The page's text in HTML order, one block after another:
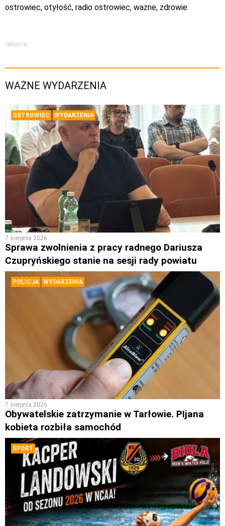
ostrowiec, otyłość, radio ostrowiec, wazne, zdrowie
reklama
WAŻNE WYDARZENIA
OSTROWIEC WYDARZENIA
7 sierpnia 2026
Sprawa zwolnienia z pracy radnego Dariusza
Czupryńskiego stanie na sesji rady powiatu
POLICJA WYDARZENIA
7 sierpnia 2026
Obywatelskie zatrzymanie w Tarłowie. PIjana
kobieta rozbiła samochód
SPORT